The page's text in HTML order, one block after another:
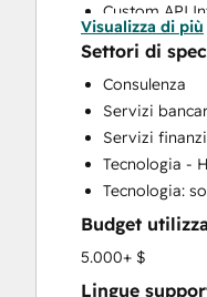
Custom API
Customer
Customer
Customer
Customer
Email
Full Inbound
Help Desk
HubSpot
Knowledge
Visualizza di più
Settori di
Consulenza
Servizi
Servizi
Tecnologia -
Tecnologia:
Budget
5.000+ $
Lingue